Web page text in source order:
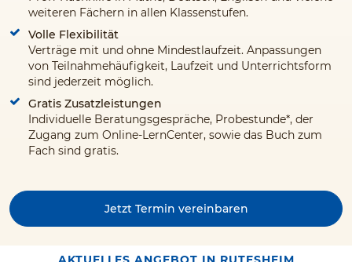
weiteren Fächern in allen Klassenstufen.
Volle Flexibilität
Verträge mit und ohne Mindestlaufzeit. Anpassungen
von Teilnahmehäufigkeit, Laufzeit und Unterrichtsform
sind jederzeit möglich.
Gratis Zusatzleistungen
Individuelle Beratungsgespräche, Probestunde*, der
Zugang zum Online-LernCenter, sowie das Buch zum
Fach sind gratis.
Jetzt Termin vereinbaren